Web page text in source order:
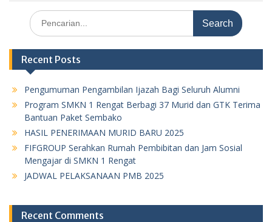
Search
for:
Recent Posts
Pengumuman Pengambilan Ijazah Bagi Seluruh Alumni
Program SMKN 1 Rengat Berbagi 37 Murid dan GTK Terima
Bantuan Paket Sembako
HASIL PENERIMAAN MURID BARU 2025
FIFGROUP Serahkan Rumah Pembibitan dan Jam Sosial
Mengajar di SMKN 1 Rengat
JADWAL PELAKSANAAN PMB 2025
Recent Comments